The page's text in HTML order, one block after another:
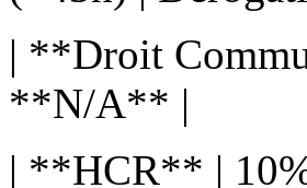
| **Droit
**N/A** |
| **HCR** |